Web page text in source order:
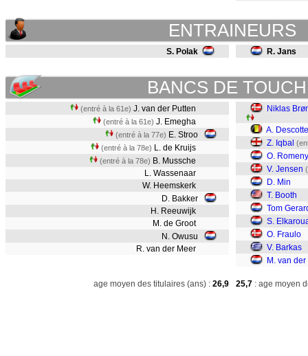
ENTRAINEURS
S. Polak R. Jans
BANCS DE
(entré à la 61e) J. van der Putten
(entré à la 61e) J. Emegha
(entré à la 77e) E. Stroo
(entré à la 78e) L. de Kruijs
(entré à la 78e) B. Mussche
L. Wassenaar
W. Heemskerk
D. Bakker
H. Reeuwijk
M. de Groot
N. Owusu
R. van der Meer
Niklas
A. Descotte
Z. Iqbal
O. Romeny
V. Jensen
D. Min
T. Booth
Tom
S.
O. Fraulo
V. Barkas
M. van
age moyen des titulaires (ans) : 26,9 25,7 : age moyen